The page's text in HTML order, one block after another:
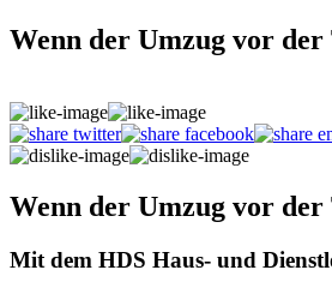
Wenn der Umzug vor
Wenn der Umzug vor
Mit dem HDS Haus- und